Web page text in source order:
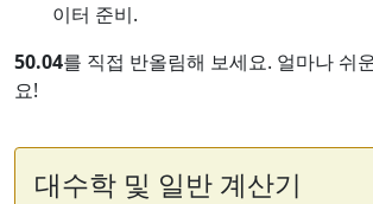
이터 준비.
50.04를 직접 반올림해 보세요. 얼마나 쉬
요!
대수학 및 일반 계산기